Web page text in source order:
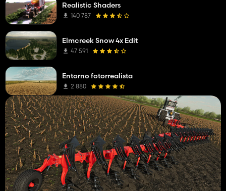
Realistic Shaders
140 787
Elmcreek Snow 4x Edit
47 591
Entorno fotorrealista
2 880